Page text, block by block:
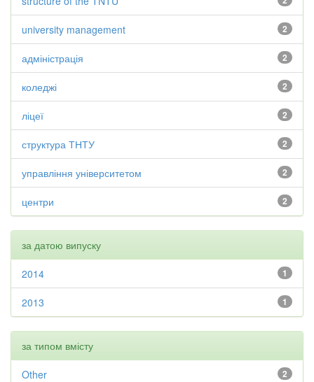
2
university management
2
адміністрація
2
коледжі
2
ліцеї
2
структура ТНТУ
2
управління університетом
2
центри
за датою випуску
1
2014
1
2013
за типом вмісту
2
Other